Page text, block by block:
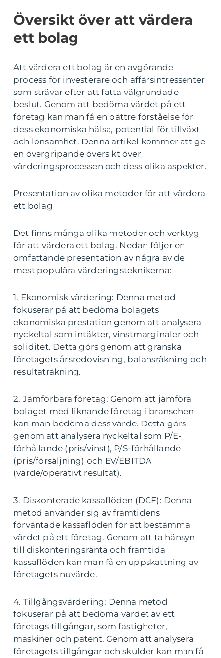
Översikt över att värdera
ett bolag
Att värdera ett bolag är en avgörande
process för investerare och affärsintressenter
som strävar efter att fatta välgrundade
beslut. Genom att bedöma värdet på ett
företag kan man få en bättre förståelse för
dess ekonomiska hälsa, potential för tillväxt
och lönsamhet. Denna artikel kommer att ge
en övergripande översikt över
värderingsprocessen och dess olika aspekter.
Presentation av olika metoder för att värdera
ett bolag
Det finns många olika metoder och verktyg
för att värdera ett bolag. Nedan följer en
omfattande presentation av några av de
mest populära värderingsteknikerna:
1. Ekonomisk värdering: Denna metod
fokuserar på att bedöma bolagets
ekonomiska prestation genom att analysera
nyckeltal som intäkter, vinstmarginaler och
soliditet. Detta görs genom att granska
företagets årsredovisning, balansräkning och
resultaträkning.
2. Jämförbara företag: Genom att jämföra
bolaget med liknande företag i branschen
kan man bedöma dess värde. Detta görs
genom att analysera nyckeltal som P/E-
förhållande (pris/vinst), P/S-förhållande
(pris/försäljning) och EV/EBITDA
(värde/operativt resultat).
3. Diskonterade kassaflöden (DCF): Denna
metod använder sig av framtidens
förväntade kassaflöden för att bestämma
värdet på ett företag. Genom att ta hänsyn
till diskonteringsränta och framtida
kassaflöden kan man få en uppskattning av
företagets nuvärde.
4. Tillgångsvärdering: Denna metod
fokuserar på att bedöma värdet av ett
företags tillgångar, som fastigheter,
maskiner och patent. Genom att analysera
företagets tillgångar och skulder kan man få